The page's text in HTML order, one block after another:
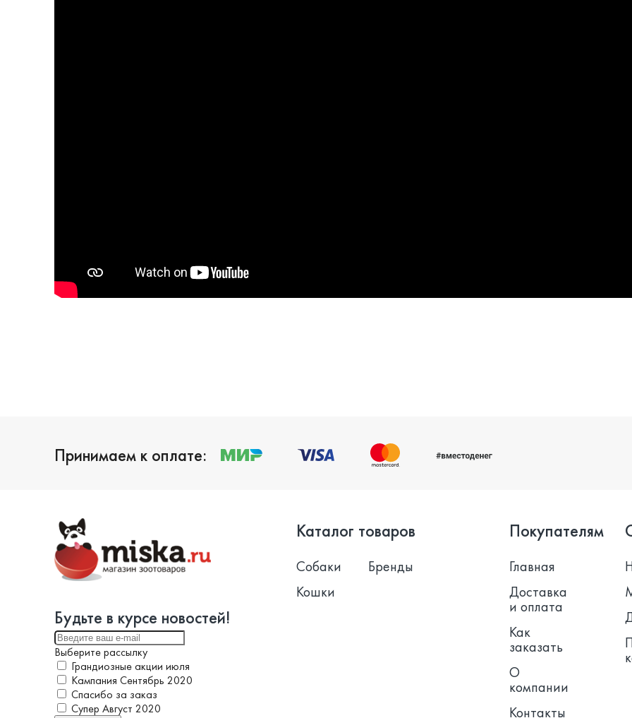
Принимаем к оплате:
Будьте в курсе новостей!
Выберите рассылку
Грандиозные акции июля
Кампания Сентябрь 2020
Спасибо за заказ
Супер Август 2020
Каталог товаров
Собаки
Кошки
Бренды
Покупателям
Главная
Доставка
и оплата
Как
заказать
О
компании
Контакты